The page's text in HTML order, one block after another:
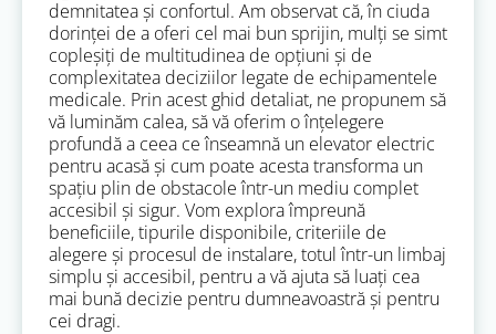
demnitatea și confortul. Am observat că, în ciuda
dorinței de a oferi cel mai bun sprijin, mulți se simt
copleșiți de multitudinea de opțiuni și de
complexitatea deciziilor legate de echipamentele
medicale. Prin acest ghid detaliat, ne propunem să
vă luminăm calea, să vă oferim o înțelegere
profundă a ceea ce înseamnă un elevator electric
pentru acasă și cum poate acesta transforma un
spațiu plin de obstacole într-un mediu complet
accesibil și sigur. Vom explora împreună
beneficiile, tipurile disponibile, criteriile de
alegere și procesul de instalare, totul într-un limbaj
simplu și accesibil, pentru a vă ajuta să luați cea
mai bună decizie pentru dumneavoastră și pentru
cei dragi.